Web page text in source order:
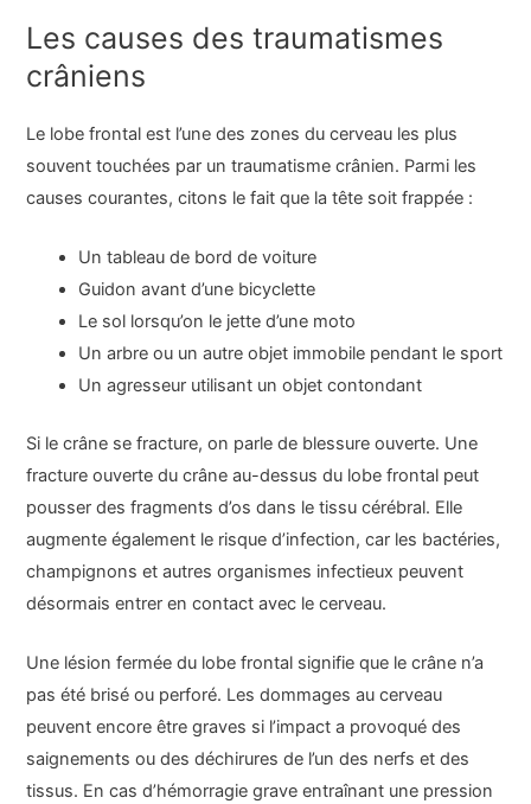
Les causes des traumatismes
crâniens
Le lobe frontal est l’une des zones du cerveau les plus
souvent touchées par un traumatisme crânien. Parmi les
causes courantes, citons le fait que la tête soit frappée :
Un tableau de bord de voiture
Guidon avant d’une bicyclette
Le sol lorsqu’on le jette d’une moto
Un arbre ou un autre objet immobile pendant le sport
Un agresseur utilisant un objet contondant
Si le crâne se fracture, on parle de blessure ouverte. Une
fracture ouverte du crâne au-dessus du lobe frontal peut
pousser des fragments d’os dans le tissu cérébral. Elle
augmente également le risque d’infection, car les bactéries,
champignons et autres organismes infectieux peuvent
désormais entrer en contact avec le cerveau.
Une lésion fermée du lobe frontal signifie que le crâne n’a
pas été brisé ou perforé. Les dommages au cerveau
peuvent encore être graves si l’impact a provoqué des
saignements ou des déchirures de l’un des nerfs et des
tissus. En cas d’hémorragie grave entraînant une pression